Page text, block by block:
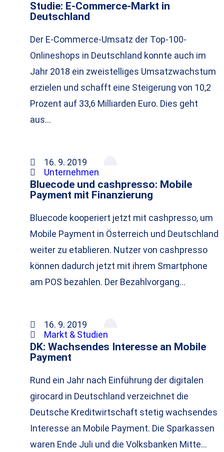
Studie: E-Commerce-Markt in
Deutschland
Der E-Commerce-Umsatz der Top-100-
Onlineshops in Deutschland konnte auch im
Jahr 2018 ein zweistelliges Umsatzwachstum
erzielen und schafft eine Steigerung von 10,2
Prozent auf 33,6 Milliarden Euro. Dies geht
aus…
16. 9. 2019
Unternehmen
Bluecode und cashpresso: Mobile
Payment mit Finanzierung
Bluecode kooperiert jetzt mit cashpresso, um
Mobile Payment in Österreich und Deutschland
weiter zu etablieren. Nutzer von cashpresso
können dadurch jetzt mit ihrem Smartphone
am POS bezahlen. Der Bezahlvorgang…
16. 9. 2019
Markt & Studien
DK: Wachsendes Interesse an Mobile
Payment
Rund ein Jahr nach Einführung der digitalen
girocard in Deutschland verzeichnet die
Deutsche Kreditwirtschaft stetig wachsendes
Interesse an Mobile Payment. Die Sparkassen
waren Ende Juli und die Volksbanken Mitte…